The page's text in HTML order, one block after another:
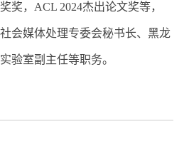
奖，ACL 2024杰出论文奖等，
会媒体处理专委会秘书长、黑龙
验室副主任等职务。